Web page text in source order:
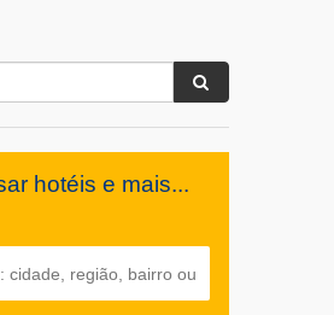
hotéis e mais...